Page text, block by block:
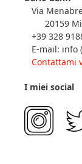
Via
20159
+39 328
E-mail: info
Contattami
I miei social